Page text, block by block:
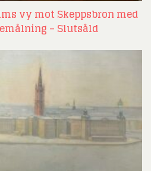
vy mot Skeppsbron med
– Slutsåld